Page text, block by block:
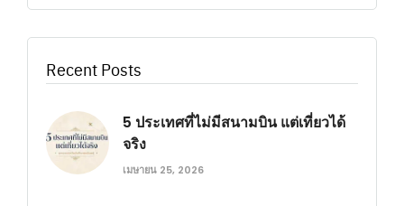
Recent Posts
5 ประเทศที่ไม่มีสนามบิน แต่เที่ยวได้
จริง
เมษายน 25, 2026